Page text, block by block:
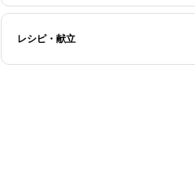
レシピ・献立